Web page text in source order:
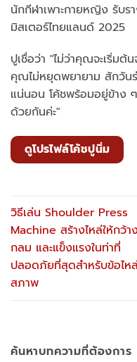
นักกีฬาเพาะกายหญิง รับร
มิสเตอร์ไทยแลนด์ 2025
ปูเชื่อว่า "ไม่ว่าคุณจะเริ่ม
คุณไม่หยุดพยายาม สักวัน
แน่นอน โค้ชพร้อมอยู่ข้าง ๆ
ด้วยกันค่ะ"
ดูโปรไฟล์โค้ชปูนิ่ม
วิธีเล่น Shoulder Press
Machine สร้างไหล่ให้กว้า
กลม และแข็งแรงในท่าที่
ปลอดภัยที่สุดสำหรับข้อไห
สภาพ
ค้นหาบทความที่ต้องการ